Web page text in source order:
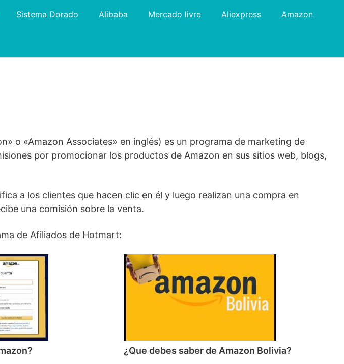
Sistema Dorado Alibaba Mercado livre Aliexpress Amazon
o «Amazon Associates» en inglés) es un programa de marketing de
por promocionar los productos de Amazon en sus sitios web, blogs,
a los clientes que hacen clic en él y luego realizan una compra en
una comisión sobre la venta.
de Afiliados de Hotmart:
¿Que debes saber de Amazon Bolivia?